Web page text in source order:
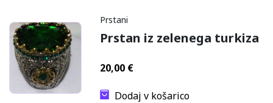
Prstani
Prstan iz zelenega turkiza
20,00 €
Dodaj v košarico